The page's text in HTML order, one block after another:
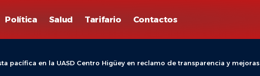
Política Salud Tarifario Contactos
pacífica en la UASD Centro Higüey en reclamo de transparencia y mejoras